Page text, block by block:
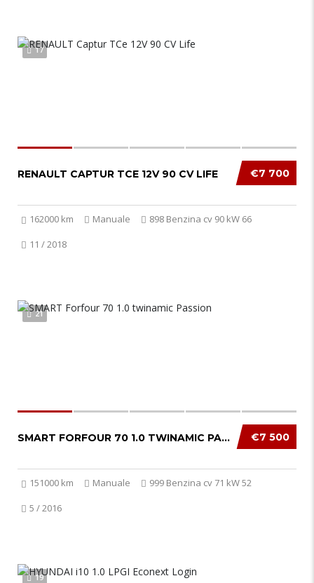
17
€7 700
RENAULT CAPTUR TCE 12V 90 CV LIFE
162000 km Manuale
898 Benzina cv 90 kW 66
11 / 2018
21
€7 500
SMART FORFOUR 70 1.0 TWINAMIC PASSION
151000 km Manuale
999 Benzina cv 71 kW 52
5 / 2016
19